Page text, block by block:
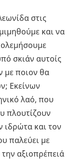
στις
και να
σκιάν αυτοίς
με ποιον θα
Εκείνων
λαό, που
πλουτίζουν
ιδρώτα και τον
παλεύει με
αξιοπρέπειά